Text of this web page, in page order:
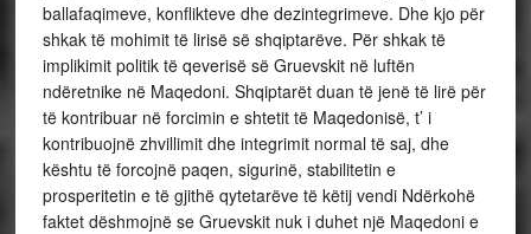
ballafaqimeve, konflikteve dhe dezintegrimeve. Dhe kjo për
shkak të mohimit të lirisë së shqiptarëve. Për shkak të
implikimit politik të qeverisë së Gruevskit në luftën
ndëretnike në Maqedoni. Shqiptarët duan të jenë të lirë për
të kontribuar në forcimin e shtetit të Maqedonisë, t’ i
kontribuojnë zhvillimit dhe integrimit normal të saj, dhe
kështu të forcojnë paqen, sigurinë, stabilitetin e
prosperitetin e të gjithë qytetarëve të këtij vendi Ndërkohë
faktet dëshmojnë se Gruevskit nuk i duhet një Maqedoni e